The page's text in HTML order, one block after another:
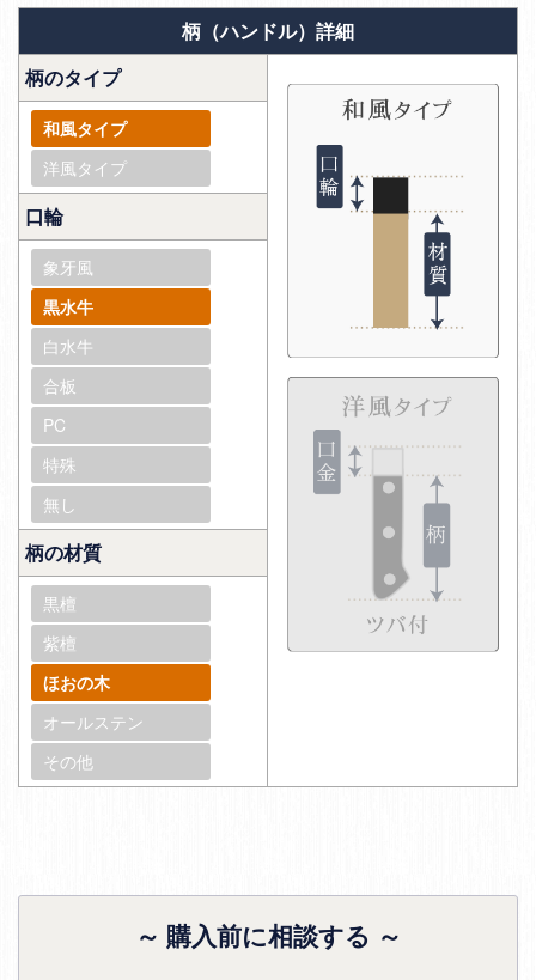
柄（ハンドル）詳細
柄のタイプ
和風タイプ
洋風タイプ
口輪
象牙風
黒水牛
白水牛
合板
PC
特殊
無し
柄の材質
黒檀
紫檀
ほおの木
オールステン
その他
～ 購入前に相談する ～